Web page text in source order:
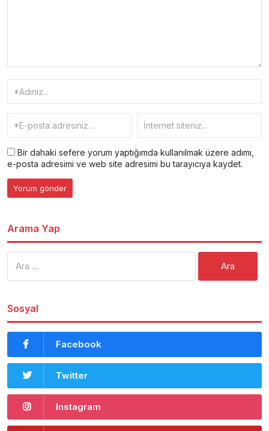
Bir dahaki sefere yorum yaptığımda kullanılmak üzere adımı,
e-posta adresimi ve web site adresimi bu tarayıcıya kaydet.
Arama Yap
Sosyal
Facebook
Twitter
Instagram